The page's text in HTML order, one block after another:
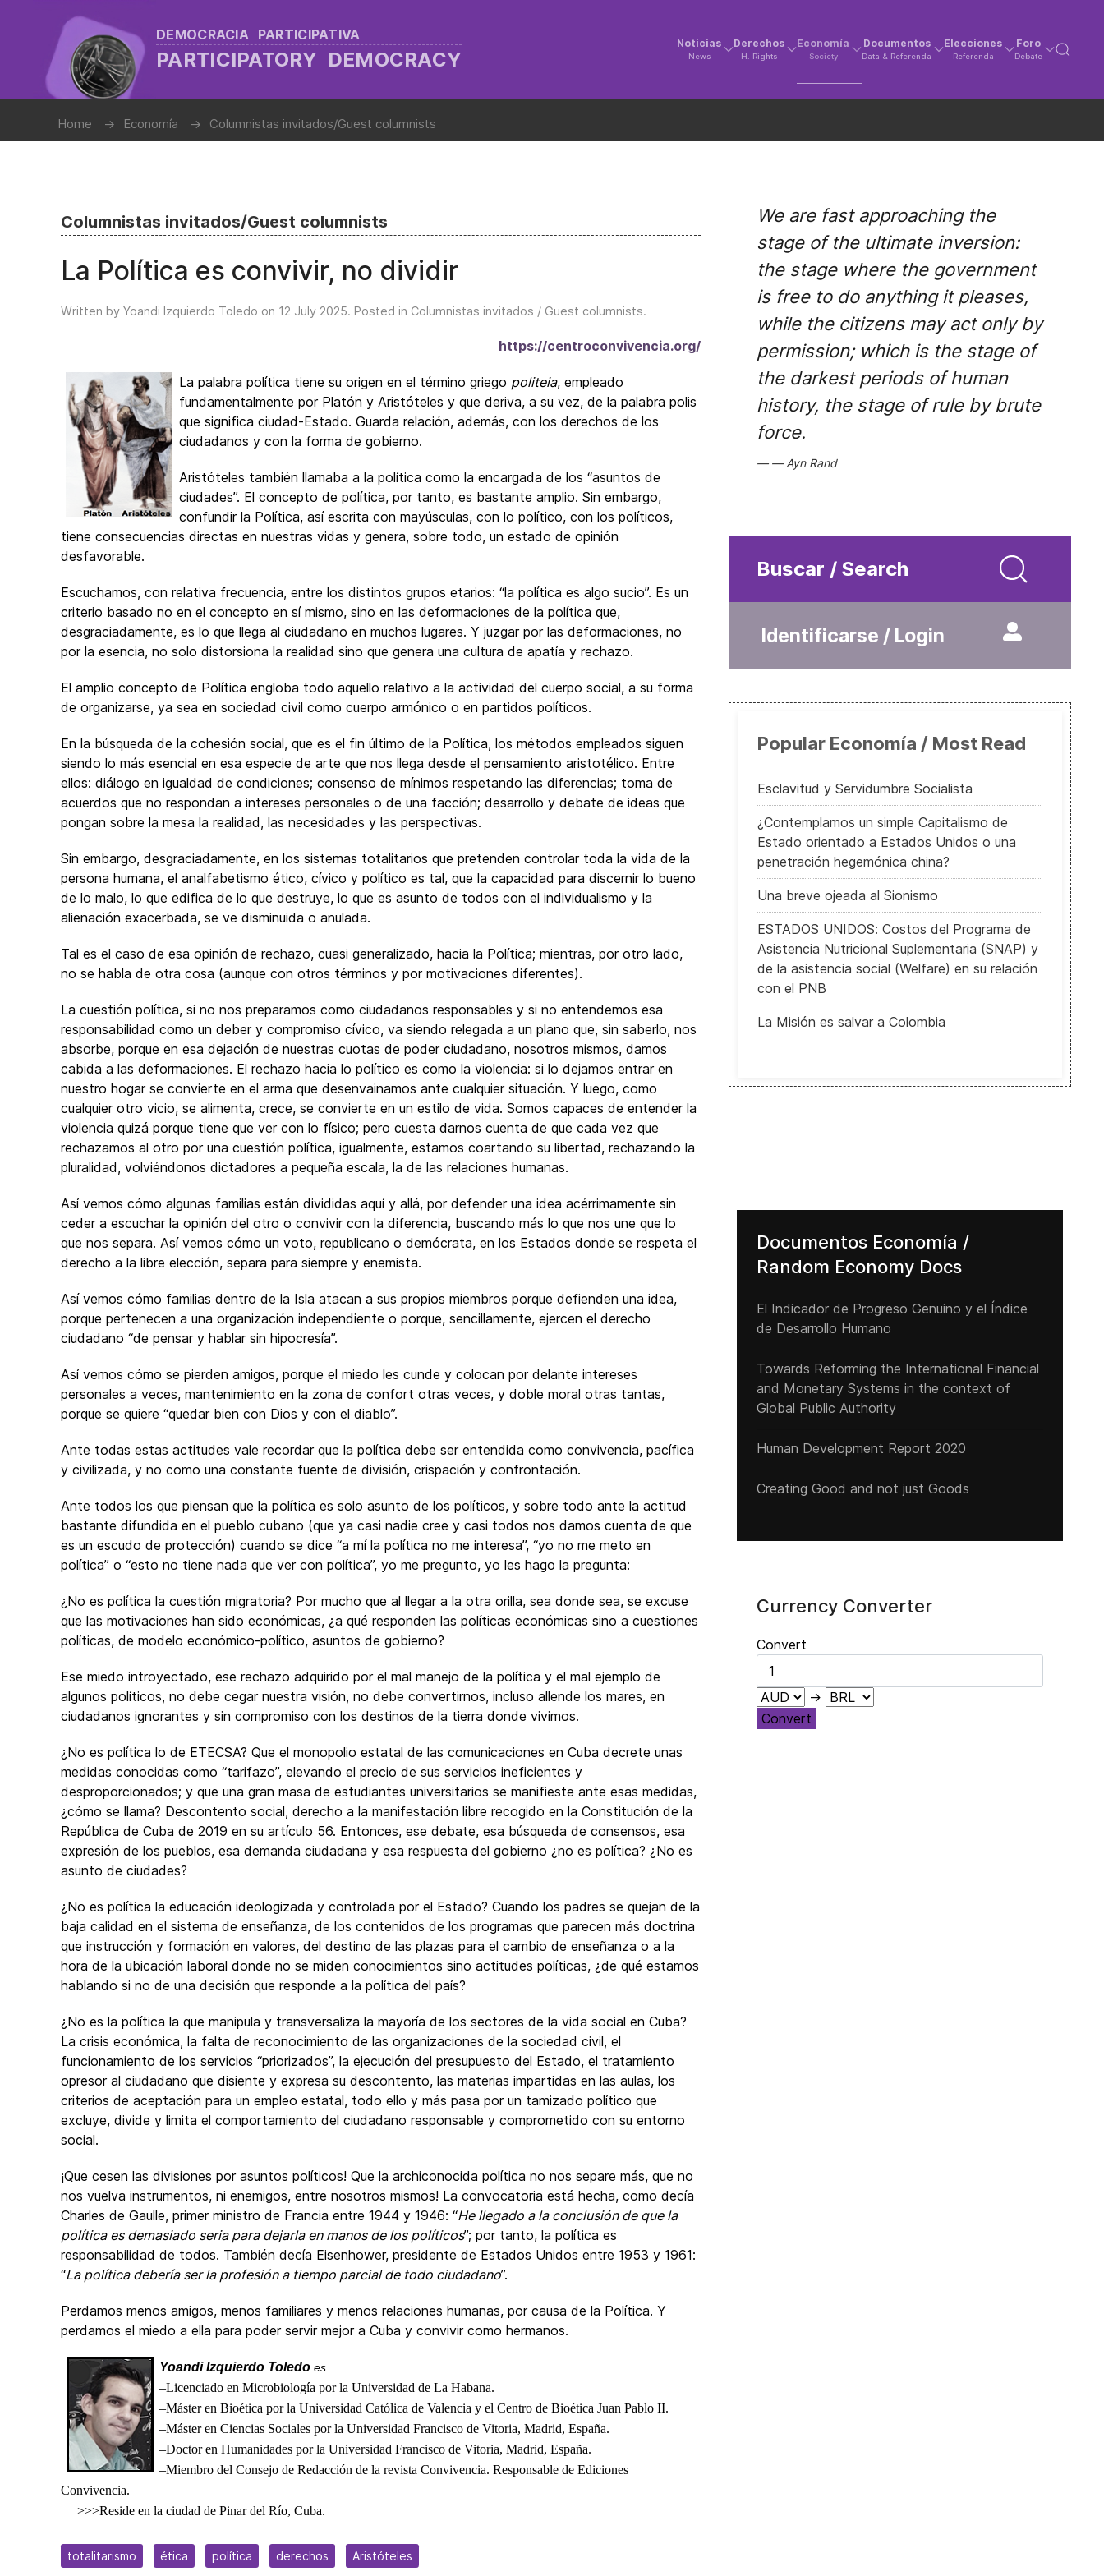
DEMOCRACIA PARTICIPATIVA
PARTICIPATORY DEMOCRACY
Noticias
News
Derechos
H. Rights
Economía
Society
Documentos
Data & Referenda
Elecciones
Referenda
Foro
Debate
Home Economía Columnistas invitados/Guest columnists
Columnistas invitados/Guest columnists
La Política es convivir, no dividir
Written by Yoandi Izquierdo Toledo on 12 July 2025. Posted in Columnistas invitados / Guest columnists.
https://centroconvivencia.org/
La palabra política tiene su origen en el término griego politeia, empleado
fundamentalmente por Platón y Aristóteles y que deriva, a su vez, de la palabra polis
que significa ciudad-Estado. Guarda relación, además, con los derechos de los
ciudadanos y con la forma de gobierno.
Aristóteles también llamaba a la política como la encargada de los “asuntos de
ciudades”. El concepto de política, por tanto, es bastante amplio. Sin embargo,
confundir la Política, así escrita con mayúsculas, con lo político, con los políticos,
tiene consecuencias directas en nuestras vidas y genera, sobre todo, un estado de opinión
desfavorable.
Escuchamos, con relativa frecuencia, entre los distintos grupos etarios: “la política es algo sucio”. Es un
criterio basado no en el concepto en sí mismo, sino en las deformaciones de la política que,
desgraciadamente, es lo que llega al ciudadano en muchos lugares. Y juzgar por las deformaciones, no
por la esencia, no solo distorsiona la realidad sino que genera una cultura de apatía y rechazo.
El amplio concepto de Política engloba todo aquello relativo a la actividad del cuerpo social, a su forma
de organizarse, ya sea en sociedad civil como cuerpo armónico o en partidos políticos.
En la búsqueda de la cohesión social, que es el fin último de la Política, los métodos empleados siguen
siendo lo más esencial en esa especie de arte que nos llega desde el pensamiento aristotélico. Entre
ellos: diálogo en igualdad de condiciones; consenso de mínimos respetando las diferencias; toma de
acuerdos que no respondan a intereses personales o de una facción; desarrollo y debate de ideas que
pongan sobre la mesa la realidad, las necesidades y las perspectivas.
Sin embargo, desgraciadamente, en los sistemas totalitarios que pretenden controlar toda la vida de la
persona humana, el analfabetismo ético, cívico y político es tal, que la capacidad para discernir lo bueno
de lo malo, lo que edifica de lo que destruye, lo que es asunto de todos con el individualismo y la
alienación exacerbada, se ve disminuida o anulada.
Tal es el caso de esa opinión de rechazo, cuasi generalizado, hacia la Política; mientras, por otro lado,
no se habla de otra cosa (aunque con otros términos y por motivaciones diferentes).
La cuestión política, si no nos preparamos como ciudadanos responsables y si no entendemos esa
responsabilidad como un deber y compromiso cívico, va siendo relegada a un plano que, sin saberlo, nos
absorbe, porque en esa dejación de nuestras cuotas de poder ciudadano, nosotros mismos, damos
cabida a las deformaciones. El rechazo hacia lo político es como la violencia: si lo dejamos entrar en
nuestro hogar se convierte en el arma que desenvainamos ante cualquier situación. Y luego, como
cualquier otro vicio, se alimenta, crece, se convierte en un estilo de vida. Somos capaces de entender la
violencia quizá porque tiene que ver con lo físico; pero cuesta darnos cuenta de que cada vez que
rechazamos al otro por una cuestión política, igualmente, estamos coartando su libertad, rechazando la
pluralidad, volviéndonos dictadores a pequeña escala, la de las relaciones humanas.
Así vemos cómo algunas familias están divididas aquí y allá, por defender una idea acérrimamente sin
ceder a escuchar la opinión del otro o convivir con la diferencia, buscando más lo que nos une que lo
que nos separa. Así vemos cómo un voto, republicano o demócrata, en los Estados donde se respeta el
derecho a la libre elección, separa para siempre y enemista.
Así vemos cómo familias dentro de la Isla atacan a sus propios miembros porque defienden una idea,
porque pertenecen a una organización independiente o porque, sencillamente, ejercen el derecho
ciudadano “de pensar y hablar sin hipocresía”.
Así vemos cómo se pierden amigos, porque el miedo les cunde y colocan por delante intereses
personales a veces, mantenimiento en la zona de confort otras veces, y doble moral otras tantas,
porque se quiere “quedar bien con Dios y con el diablo”.
Ante todas estas actitudes vale recordar que la política debe ser entendida como convivencia, pacífica
y civilizada, y no como una constante fuente de división, crispación y confrontación.
Ante todos los que piensan que la política es solo asunto de los políticos, y sobre todo ante la actitud
bastante difundida en el pueblo cubano (que ya casi nadie cree y casi todos nos damos cuenta de que
es un escudo de protección) cuando se dice “a mí la política no me interesa”, “yo no me meto en
política” o “esto no tiene nada que ver con política”, yo me pregunto, yo les hago la pregunta:
¿No es política la cuestión migratoria? Por mucho que al llegar a la otra orilla, sea donde sea, se excuse
que las motivaciones han sido económicas, ¿a qué responden las políticas económicas sino a cuestiones
políticas, de modelo económico-político, asuntos de gobierno?
Ese miedo introyectado, ese rechazo adquirido por el mal manejo de la política y el mal ejemplo de
algunos políticos, no debe cegar nuestra visión, no debe convertirnos, incluso allende los mares, en
ciudadanos ignorantes y sin compromiso con los destinos de la tierra donde vivimos.
¿No es política lo de ETECSA? Que el monopolio estatal de las comunicaciones en Cuba decrete unas
medidas conocidas como “tarifazo”, elevando el precio de sus servicios ineficientes y
desproporcionados; y que una gran masa de estudiantes universitarios se manifieste ante esas medidas,
¿cómo se llama? Descontento social, derecho a la manifestación libre recogido en la Constitución de la
República de Cuba de 2019 en su artículo 56. Entonces, ese debate, esa búsqueda de consensos, esa
expresión de los pueblos, esa demanda ciudadana y esa respuesta del gobierno ¿no es política? ¿No es
asunto de ciudades?
¿No es política la educación ideologizada y controlada por el Estado? Cuando los padres se quejan de la
baja calidad en el sistema de enseñanza, de los contenidos de los programas que parecen más doctrina
que instrucción y formación en valores, del destino de las plazas para el cambio de enseñanza o a la
hora de la ubicación laboral donde no se miden conocimientos sino actitudes políticas, ¿de qué estamos
hablando si no de una decisión que responde a la política del país?
¿No es la política la que manipula y transversaliza la mayoría de los sectores de la vida social en Cuba?
La crisis económica, la falta de reconocimiento de las organizaciones de la sociedad civil, el
funcionamiento de los servicios “priorizados”, la ejecución del presupuesto del Estado, el tratamiento
opresor al ciudadano que disiente y expresa su descontento, las materias impartidas en las aulas, los
criterios de aceptación para un empleo estatal, todo ello y más pasa por un tamizado político que
excluye, divide y limita el comportamiento del ciudadano responsable y comprometido con su entorno
social.
¡Que cesen las divisiones por asuntos políticos! Que la archiconocida política no nos separe más, que no
nos vuelva instrumentos, ni enemigos, entre nosotros mismos! La convocatoria está hecha, como decía
Charles de Gaulle, primer ministro de Francia entre 1944 y 1946: “He llegado a la conclusión de que la
política es demasiado seria para dejarla en manos de los políticos”; por tanto, la política es
responsabilidad de todos. También decía Eisenhower, presidente de Estados Unidos entre 1953 y 1961:
“La política debería ser la profesión a tiempo parcial de todo ciudadano”.
Perdamos menos amigos, menos familiares y menos relaciones humanas, por causa de la Política. Y
perdamos el miedo a ella para poder servir mejor a Cuba y convivir como hermanos.
Yoandi Izquierdo Toledo es
–Licenciado en Microbiología por la Universidad de La Habana.
–Máster en Bioética por la Universidad Católica de Valencia y el Centro de Bioética Juan Pablo II.
–Máster en Ciencias Sociales por la Universidad Francisco de Vitoria, Madrid, España.
–Doctor en Humanidades por la Universidad Francisco de Vitoria, Madrid, España.
–Miembro del Consejo de Redacción de la revista Convivencia. Responsable de Ediciones
Convivencia.
>>>Reside en la ciudad de Pinar del Río, Cuba.
totalitarismo ética política derechos Aristóteles
We are fast approaching the
stage of the ultimate inversion:
the stage where the government
is free to do anything it pleases,
while the citizens may act only by
permission; which is the stage of
the darkest periods of human
history, the stage of rule by brute
force.
Ayn Rand
Buscar / Search
Identificarse / Login
Popular Economía / Most Read
Esclavitud y Servidumbre Socialista
¿Contemplamos un simple Capitalismo de
Estado orientado a Estados Unidos o una
penetración hegemónica china?
Una breve ojeada al Sionismo
ESTADOS UNIDOS: Costos del Programa de
Asistencia Nutricional Suplementaria (SNAP) y
de la asistencia social (Welfare) en su relación
con el PNB
La Misión es salvar a Colombia
Documentos Economía /
Random Economy Docs
El Indicador de Progreso Genuino y el Índice
de Desarrollo Humano
Towards Reforming the International Financial
and Monetary Systems in the context of
Global Public Authority
Human Development Report 2020
Creating Good and not just Goods
Currency Converter
Convert
→
Convert